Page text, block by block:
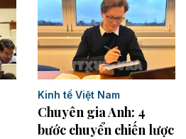
Kinh tế Việt Nam
Chuyên gia Anh: 4
bước chuyển chiến lược